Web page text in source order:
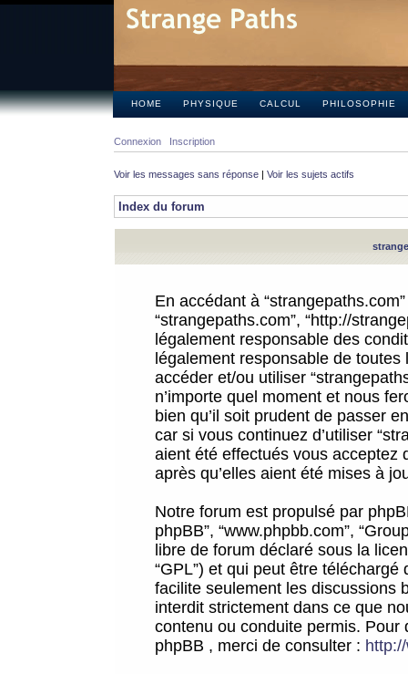
HOME PHYSIQUE CALCUL PHILOSOPHIE
Connexion Inscription
Voir les messages sans réponse | Voir les sujets actifs
Index du forum
En accédant à
“strangepaths.com”, “http://
légalement responsable des
légalement responsable de
accéder et/ou utiliser
n’importe quel moment et nous
bien qu’il soit prudent de passer
car si vous continuez d’utiliser
aient été effectués vous acceptez
après qu’elles aient été mises à
Notre forum est propulsé par
phpBB”, “www.phpbb.com”,
libre de forum déclaré sous la
“GPL”) et qui peut être téléchargé
facilite seulement les discussions
interdit strictement dans ce que
contenu ou conduite permis.
phpBB , merci de consulter :